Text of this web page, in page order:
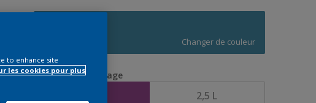
Changer de couleur
Taille de l’emballage
2,5 L
to enhance site
les cookies pour plus